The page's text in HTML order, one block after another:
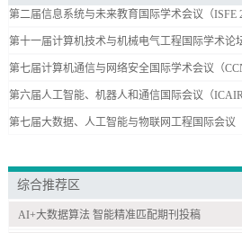
第二届信息系统与未来教育国际学术会议（ISFE
第十一届计算机技术与机械电气工程国际学术论
第七届计算机通信与网络安全国际学术会议（
第六届人工智能、机器人和通信国际会议（
第七届大数据、人工智能与物联网工程国际会议
综合推荐区
AI+大数据算法 智能精准匹配期刊投稿